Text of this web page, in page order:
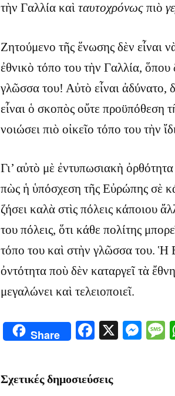
τὴν Γαλλία καὶ ταυτοχρόνωςπιὸ
Ζητούμενο τῆς ἕνωσης δὲν εἶναι
ἐθνικὸ τόπο του τὴν Γαλλία, ὅπου
γλῶσσα του! Αὐτὸ εἶναι ἀδύνατο,
εἶναι ὁ σκοπὸς οὔτε
νοιώσει πιὸ οἰκεῖο τόπο του τὴν
Γι’ αὐτὸ μὲ ἐντυπωσιακὴ
πὼς ἡ ὑπόσχεση τῆς Εὐρώπης σὲ
ζήσει καλὰ στὶς πόλεις κάποιου
του πόλεις, ὅτι κάθε πολίτης
τόπο του καὶ στὴν γλῶσσα του.
ὀντότητα ποὺ δὲν καταργεῖ τὰ
μεγαλώνει καὶ τελειοποιεῖ.
Share Facebook
X
Σχετικές δημοσιεύσεις